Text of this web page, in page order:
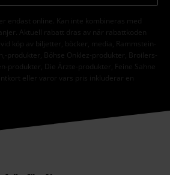
endast online. Kan inte kombineras med
Aktuell rabatt dras av när rabattkoden
köp av biljetter, böcker, media, Rammstein-
produkter, Böhse Onklez-produkter, Broilers-
produkter, Die Ärzte-produkter, Feine Sahne
eller varor vars pris inkluderar en